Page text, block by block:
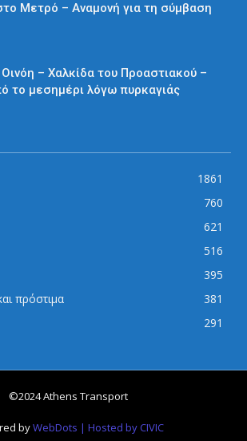
Μετρό – Αναμονή για τη σύμβαση
– Χαλκίδα του Προαστιακού –
το μεσημέρι λόγω πυρκαγιάς
1861
760
621
516
395
πρόστιμα
381
291
©2024 Athens Transport
byWebDots | Hosted by CIVIC